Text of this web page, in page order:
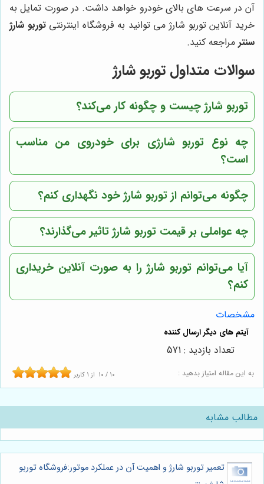
آن در سرعت های بالای خودرو خواهد داشت. در صورت تمایل به
خرید آنلاین توربو شارژ می توانید به فروشگاه اینترنتیتوربو شارژ
سنتر مراجعه کنید.
سوالات متداول توربو شارژ
توربو شارژ چیست و چگونه کار می‌کند؟
چه نوع توربو شارژی برای خودروی من مناسب
است؟
چگونه می‌توانم از توربو شارژ خود نگهداری کنم؟
چه عواملی بر قیمت توربو شارژ تاثیر می‌گذارند؟
آیا می‌توانم توربو شارژ را به صورت آنلاین خریداری
کنم؟
مشخصات
به این مقاله امتیاز بدهید : 10 / 10 از 1 کاربر
تعداد بازدید : 571
مطالب مشابه
تعمیر توربو شارژ و اهمیت آن در عملکرد موتور:فروشگاه توربو